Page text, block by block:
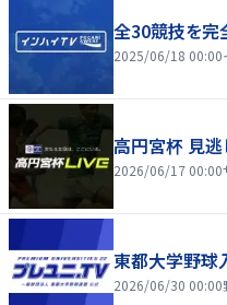
全30競技を完
2025/06/18 00:00
高円宮杯 見逃
2026/06/17 00:00
東都大学野球
2026/06/30 00:00